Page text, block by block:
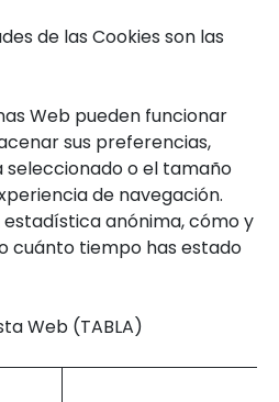
de las Cookies son las
Web pueden funcionar
sus preferencias,
seleccionado o el tamaño
de navegación.
anónima, cómo y
cuánto tiempo has estado
Web (TABLA)